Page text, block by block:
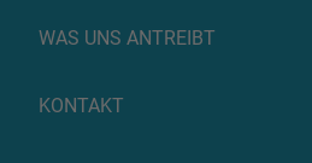
WAS UNS ANTREIBT
KONTAKT